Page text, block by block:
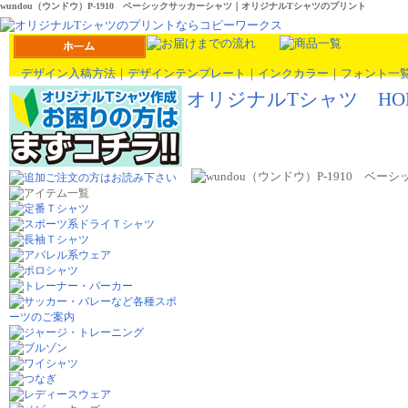
wundou（ウンドウ）P-1910 ベーシックサッカーシャツ｜オリジナルTシャツのプリント
デザイン入稿方法｜デザインテンプレート｜インクカラー｜フォント一
オリジナルTシャツ